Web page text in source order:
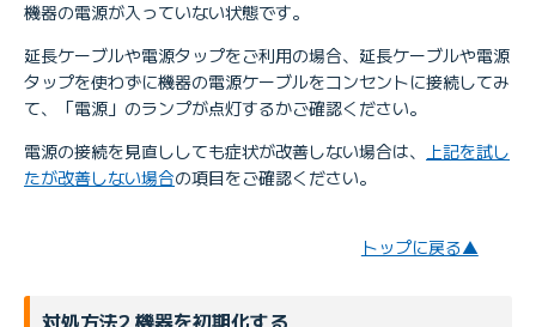
機器の電源が入っていない状態です。
延長ケーブルや電源タップをご利用の場合、延長ケーブルや電源
タップを使わずに機器の電源ケーブルをコンセントに接続してみ
て、「電源」のランプが点灯するかご確認ください。
電源の接続を見直ししても症状が改善しない場合は、
上記を試し
たが改善しない場合の項目をご確認ください。
トップに戻る▲
対処方法2 機器を初期化する